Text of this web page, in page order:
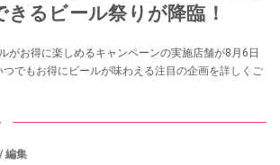
るビール祭りが降臨！
がお得に楽しめるキャンペーンの実施店舗が8月6日
つでもお得にビールが味わえる注目の企画を詳しくご
編集